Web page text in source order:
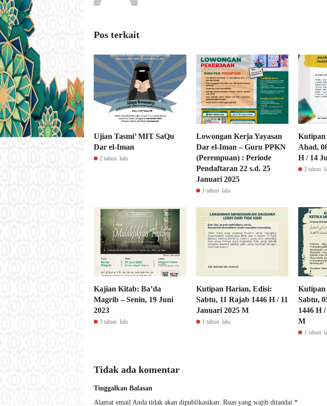
Pos terkait
Ujian Tasmi’ MIT SaQu
Dar el-Iman
2 tahun lalu
Lowongan Kerja Yayasan
Dar el-Iman – Guru PPKN
(Perempuan) : Periode
Pendaftaran 22 s.d. 25
Januari 2025
1 tahun lalu
Kutipan
Ahad,
H / 14
2 tahun
Kajian Kitab: Ba’da
Magrib – Senin, 19 Juni
2023
3 tahun lalu
Kutipan Harian, Edisi:
Sabtu, 11 Rajab 1446 H / 11
Januari 2025 M
1 tahun lalu
Kutipan
Sabtu,
1446 H
M
1 tahun
Tidak ada komentar
Tinggalkan Balasan
Alamat email Anda tidak akan dipublikasikan. Ruas yang wajib ditandai *